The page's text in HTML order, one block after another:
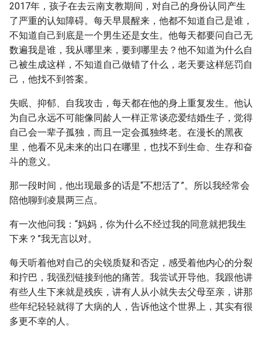
2017年，孩子在去云南支教期间，对自己的身份认同产生
了严重的认知障碍。每天早晨醒来，他都不知道自己是谁，
不知道自己到底是一个男生还是女生。他每天都要问自己无
数遍我是谁，我从哪里来，要到哪里去？他不知道为什么自
己被生成这样，不知道自己做错了什么，老天要这样惩罚自
己，他找不到答案。
失眠、抑郁、自我攻击，每天都在他的身上重复发生。他认
为自己永远不可能像同龄人一样正常谈恋爱结婚生子，觉得
自己会一辈子孤独，而且一定会孤独终老。在漫长的黑夜
里，他看不见未来的出口在哪里，也找不到生命、生存和奋
斗的意义。
那一段时间，他出现最多的话是“不想活了”。所以我经常会
陪他聊到凌晨两三点。
有一次他问我：“妈妈，你为什么不经过我的同意就把我生
下来？”我无言以对。
每天听着他对自己的尖锐质疑和否定，感受着他内心的分裂
和拧巴，我强烈链接到他的痛苦。我尝试开导他。我跟他讲
有些人生下来就是残疾，讲有人从小就失去父母至亲，讲那
些年纪轻轻就得了大病的人，告诉他这个世界上，其实有很
多更不幸的人。